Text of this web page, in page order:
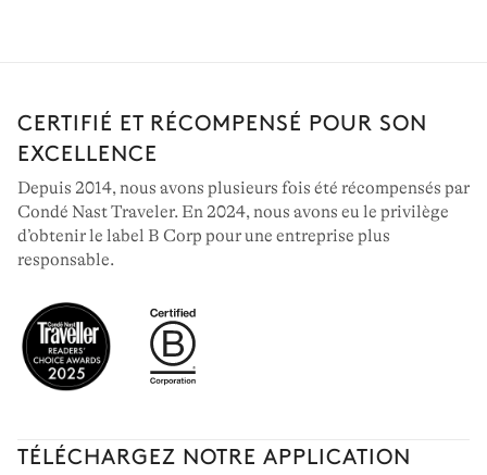
CERTIFIÉ ET RÉCOMPENSÉ POUR SON
EXCELLENCE
Depuis 2014, nous avons plusieurs fois été récompensés par
Condé Nast Traveler. En 2024, nous avons eu le privilège
d’obtenir le label B Corp pour une entreprise plus
responsable.
TÉLÉCHARGEZ NOTRE APPLICATION